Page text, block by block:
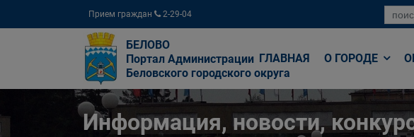
Прием граждан 2-29-04
БЕЛОВО
Портал Администрации
Беловского городского округа
ГЛАВНАЯ О ГОРОДЕ
Информация, новости,